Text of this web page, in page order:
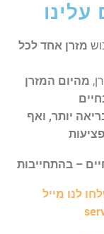
מזרן אחד לכל
מהיום המזרן
יותר, ואף
03-9563323 או שלחו לנו מייל